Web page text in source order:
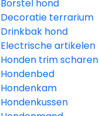
Borstel hond
Decoratie terrarium
Drinkbak hond
Electrische artikelen
Honden trim scharen
Hondenbed
Hondenkam
Hondenkussen